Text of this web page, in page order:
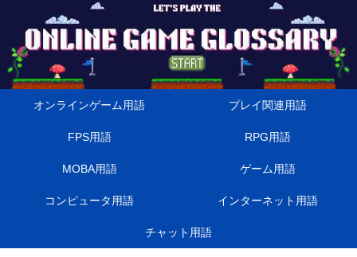
オンラインゲーム用語 プレイ関連用語
FPS用語 RPG用語
MOBA用語 ゲーム用語
コンピュータ用語 インターネット用語
チャット用語